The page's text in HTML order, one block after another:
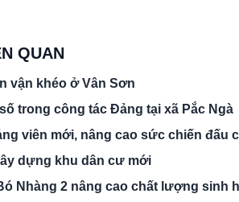
QUAN
vận khéo ở Vân Sơn
trong công tác Đảng tại xã Pắc Ngà
viên mới, nâng cao sức chiến đấu
dựng khu dân cư mới
Nhàng 2 nâng cao chất lượng sinh